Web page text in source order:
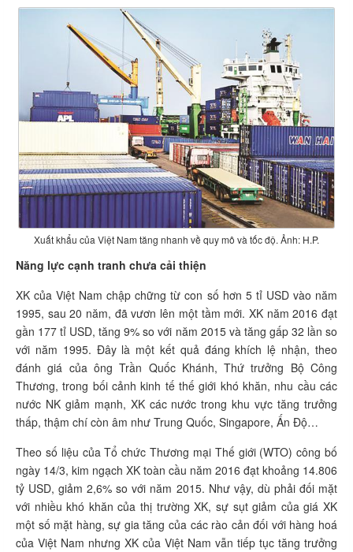
Xuất khẩu của Việt Nam tăng nhanh về quy mô và tốc độ. Ảnh: H.P.
Năng lực cạnh tranh chưa cải thiện
XK của Việt Nam chập chững từ con số hơn 5 tỉ USD vào năm
1995, sau 20 năm, đã vươn lên một tầm mới. XK năm 2016 đạt
gần 177 tỉ USD, tăng 9% so với năm 2015 và tăng gấp 32 lần so
với năm 1995. Đây là một kết quả đáng khích lệ nhận, theo
đánh giá của ông Trần Quốc Khánh, Thứ trưởng Bộ Công
Thương, trong bối cảnh kinh tế thế giới khó khăn, nhu cầu các
nước NK giảm mạnh, XK các nước trong khu vực tăng trưởng
thấp, thậm chí còn âm như Trung Quốc, Singapore, Ấn Độ…
Theo số liệu của Tổ chức Thương mại Thế giới (WTO) công bố
ngày 14/3, kim ngạch XK toàn cầu năm 2016 đạt khoảng 14.806
tỷ USD, giảm 2,6% so với năm 2015. Như vậy, dù phải đối mặt
với nhiều khó khăn của thị trường XK, sự sụt giảm của giá XK
một số mặt hàng, sự gia tăng của các rào cản đối với hàng hoá
của Việt Nam nhưng XK của Việt Nam vẫn tiếp tục tăng trưởng